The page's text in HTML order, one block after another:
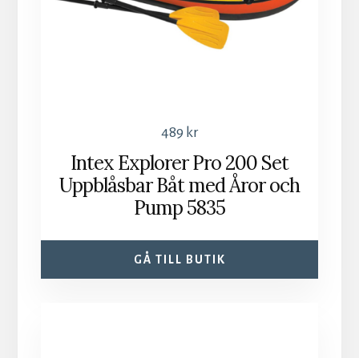
489 kr
Intex Explorer Pro 200 Set
Uppblåsbar Båt med Åror och
Pump 5835
GÅ TILL BUTIK